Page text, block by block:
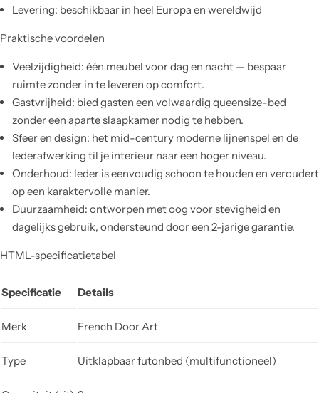
Levering: beschikbaar in heel Europa en wereldwijd
Praktische voordelen
Veelzijdigheid: één meubel voor dag en nacht — bespaar
ruimte zonder in te leveren op comfort.
Gastvrijheid: bied gasten een volwaardig queensize-bed
zonder een aparte slaapkamer nodig te hebben.
Sfeer en design: het mid-century moderne lijnenspel en de
lederafwerking til je interieur naar een hoger niveau.
Onderhoud: leder is eenvoudig schoon te houden en veroudert
op een karaktervolle manier.
Duurzaamheid: ontworpen met oog voor stevigheid en
dagelijks gebruik, ondersteund door een 2-jarige garantie.
HTML-specificatietabel
Specificatie Details
Merk French Door Art
Type Uitklapbaar futonbed (multifunctioneel)